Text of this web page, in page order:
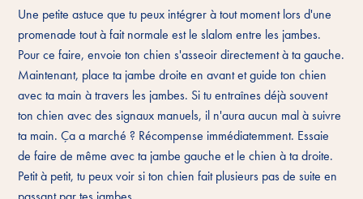
Une petite astuce que tu peux intégrer à tout moment lors d'une
promenade tout à fait normale est le slalom entre les jambes.
Pour ce faire, envoie ton chien s'asseoir directement à ta gauche.
Maintenant, place ta jambe droite en avant et guide ton chien
avec ta main à travers les jambes. Si tu entraînes déjà souvent
ton chien avec des signaux manuels, il n'aura aucun mal à suivre
ta main. Ça a marché ? Récompense immédiatemment. Essaie
de faire de même avec ta jambe gauche et le chien à ta droite.
Petit à petit, tu peux voir si ton chien fait plusieurs pas de suite en